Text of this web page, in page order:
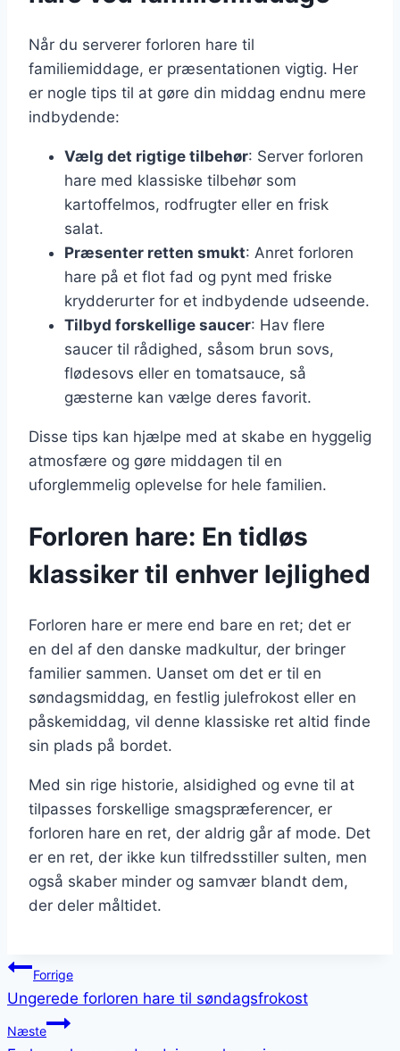
Når du serverer forloren hare til
familiemiddage, er præsentationen vigtig. Her
er nogle tips til at gøre din middag endnu mere
indbydende:
Vælg det rigtige tilbehør: Server forloren
hare med klassiske tilbehør som
kartoffelmos, rodfrugter eller en frisk
salat.
Præsenter retten smukt: Anret forloren
hare på et flot fad og pynt med friske
krydderurter for et indbydende udseende.
Tilbyd forskellige saucer: Hav flere
saucer til rådighed, såsom brun sovs,
flødesovs eller en tomatsauce, så
gæsterne kan vælge deres favorit.
Disse tips kan hjælpe med at skabe en hyggelig
atmosfære og gøre middagen til en
uforglemmelig oplevelse for hele familien.
Forloren hare: En tidløs
klassiker til enhver lejlighed
Forloren hare er mere end bare en ret; det er
en del af den danske madkultur, der bringer
familier sammen. Uanset om det er til en
søndagsmiddag, en festlig julefrokost eller en
påskemiddag, vil denne klassiske ret altid finde
sin plads på bordet.
Med sin rige historie, alsidighed og evne til at
tilpasses forskellige smagspræferencer, er
forloren hare en ret, der aldrig går af mode. Det
er en ret, der ikke kun tilfredsstiller sulten, men
også skaber minder og samvær blandt dem,
der deler måltidet.
Indlægsnavigation
Forrige
Ungerede forloren hare til søndagsfrokost
Næste